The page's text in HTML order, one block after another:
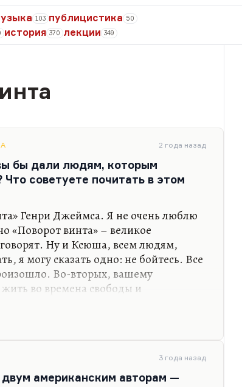
103 публицистика 50
история 370 лекции 349
2 года назад
бы дали людям, которым
советуете почитать в этом
Генри Джеймса. Я не очень люблю
«Поворот винта» – великое
Ну и Ксюша, всем людям,
я могу сказать одно: не бойтесь. Все
Во-вторых, вашему
во времена свободы и
очень важная вещь: не
с хорошими людьми. Спасти
любовью. Конечно, совместное
а вот разговоры, общение, чтение,
3 года назад
американским авторам —